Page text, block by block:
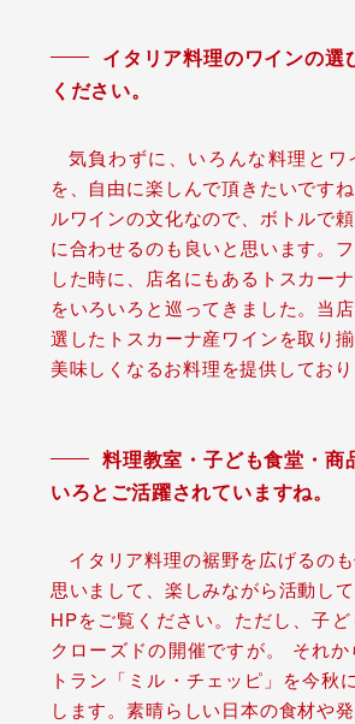
イタリア料理のワインの選
ください。
気負わずに、いろんな料理とワ
を、自由に楽しんで頂きたいです
ルワインの文化なので、ボトルで
に合わせるのも良いと思います。
した時に、店名にもあるトスカー
をいろいろと巡ってきました。当
選したトスカーナ産ワインを取り
美味しくなるお料理を提供しており
料理教室・子ども食堂・商
いろとご活躍されていますね。
イタリア料理の裾野を広げるの
思いまして、楽しみながら活動し
HPをご覧ください。ただし、子
クローズドの開催ですが。 それ
トラン「ミル・チェッピ」を今秋
します。素晴らしい日本の食材や